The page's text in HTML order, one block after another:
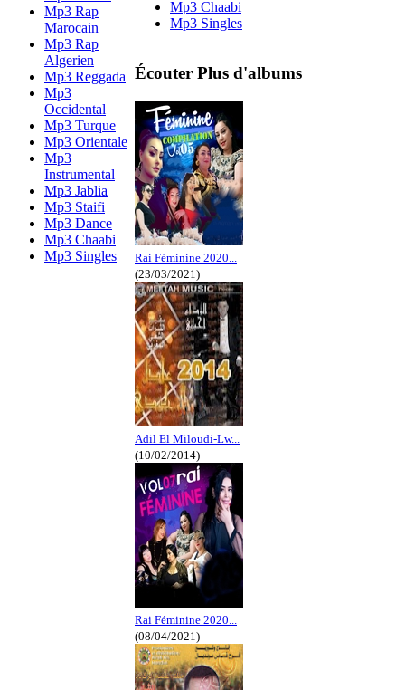
Mp3 Rap
Marocain
Mp3 Rap
Algerien
Mp3 Reggada
Mp3
Occidental
Mp3 Turque
Mp3 Orientale
Mp3
Instrumental
Mp3 Jablia
Mp3 Staifi
Mp3 Dance
Mp3 Chaabi
Mp3 Singles
Mp3 Chaabi
Mp3 Singles
Écouter Plus d'albums
Rai Féminine 2020...
(23/03/2021)
Adil El Miloudi-Lw...
(10/02/2014)
Rai Féminine 2020...
(08/04/2021)